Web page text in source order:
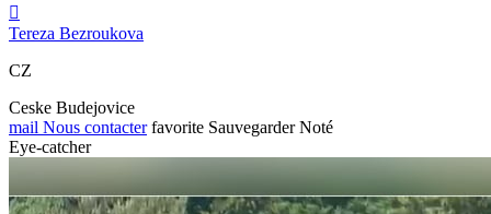

Tereza Bezroukova
CZ
Ceske Budejovice
mail Nous contacter favorite Sauvegarder Noté
Eye-catcher